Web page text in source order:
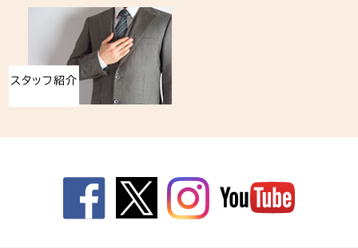
スタッフ紹介